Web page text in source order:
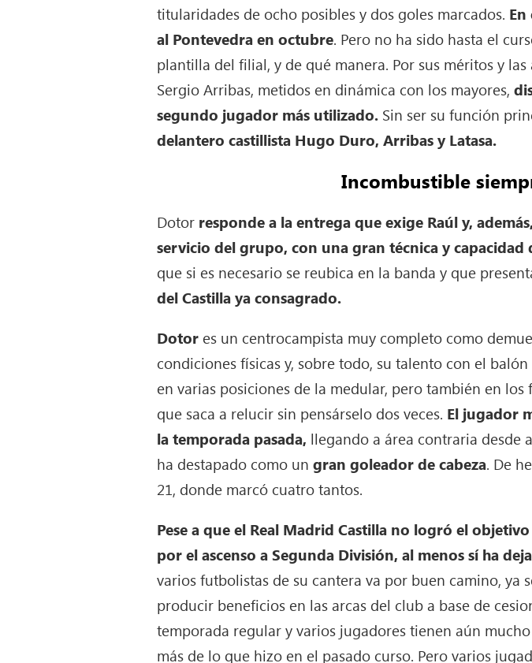
titularidades de ocho posibles y dos goles marcados.
al Pontevedra en octubre. Pero no ha sido hasta el
plantilla del filial, y de qué manera. Por sus méritos y
Sergio Arribas, metidos en dinámica con los mayores,
segundo jugador más utilizado. Sin ser su función
delantero castillista Hugo Duro, Arribas y Latasa.
Incombustible
Dotor responde a la entrega que exige Raúl y,
servicio del grupo, con una gran técnica y
que si es necesario se reubica en la banda y que
del Castilla ya consagrado.
Dotor es un centrocampista muy completo como
condiciones físicas y, sobre todo, su talento con el
en varias posiciones de la medular, pero también en
que saca a relucir sin pensárselo dos veces. El jugador
la temporada pasada, llegando a área contraria desde
ha destapado como ungran goleador de cabeza. De
21, donde marcó cuatro tantos.
Pese a que el Real Madrid Castilla no logró el
por el ascenso a Segunda División, al menos sí ha
varios futbolistas de su cantera va por buen camino,
producir beneficios en las arcas del club a base de
temporada regular y varios jugadores tienen aún
más de lo que hizo en el pasado curso. Pero varios